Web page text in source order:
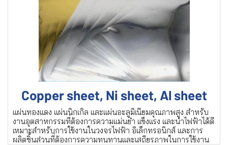
Copper sheet, Ni sheet, Al sheet
แผ่นทองแดง แผ่นนิกเกิล และแผ่นอะลูมิเนียมคุณภาพสูง สำหรับ
งานอุตสาหกรรมที่ต้องการความแม่นยำ แข็งแรง และนำไฟฟ้าได้ดี
เหมาะสำหรับการใช้งานในวงจรไฟฟ้า อิเล็กทรอนิกส์ และการ
ผลิตชิ้นส่วนที่ต้องการความทนทานและเสถียรภาพในการใช้งาน